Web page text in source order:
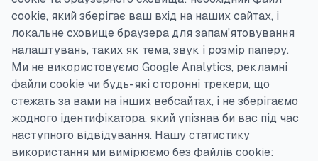
cookie, який зберігає ваш вхід на наших сайтах, і
локальне сховище браузера для запам'ятовування
налаштувань, таких як тема, звук і розмір паперу.
Ми не використовуємо Google Analytics, рекламні
файли cookie чи будь-які сторонні трекери, що
стежать за вами на інших вебсайтах, і не зберігаємо
жодного ідентифікатора, який упізнав би вас під час
наступного відвідування. Нашу статистику
використання ми вимірюємо без файлів cookie: